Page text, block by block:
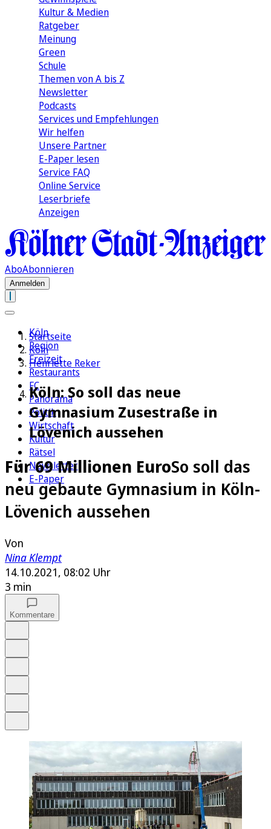
Kultur & Medien
Ratgeber
Meinung
Green
Schule
Themen von A bis Z
Newsletter
Podcasts
Services und Empfehlungen
Wir helfen
Unsere Partner
E-Paper lesen
Service FAQ
Online Service
Leserbriefe
Anzeigen
AboAbonnieren
Anmelden
Köln
Region
Freizeit
Restaurants
FC
Panorama
Politik
Wirtschaft
Kultur
Rätsel
Newsletter
E-Paper
Startseite
Köln
Henriette Reker
Köln: So soll das neue
Gymnasium Zusestraße in
Lövenich aussehen
Für 69 Millionen EuroSo soll das
neu gebaute Gymnasium in Köln-
Lövenich aussehen
Von
Nina Klempt
14.10.2021, 08:02 Uhr
3 min
Kommentare